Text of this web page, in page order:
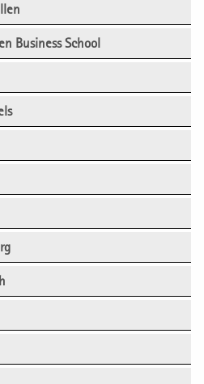
Business School